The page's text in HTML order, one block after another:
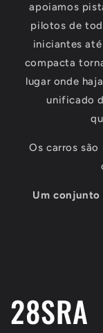
apoiamos
pilotos de
iniciantes
compacta
lugar onde
unificado
Os carros são
Um conjunto
28SRA